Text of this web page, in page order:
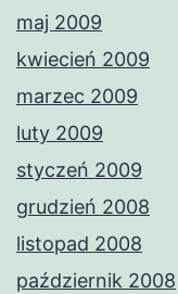
maj 2009
kwiecień 2009
marzec 2009
luty 2009
styczeń 2009
grudzień 2008
listopad 2008
październik 2008